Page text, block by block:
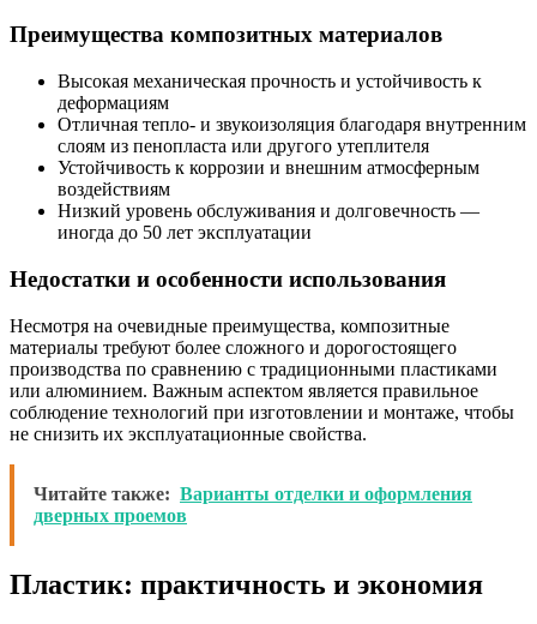
Преимущества композитных материалов
Высокая механическая прочность и устойчивость к
деформациям
Отличная тепло- и звукоизоляция благодаря внутренним
слоям из пенопласта или другого утеплителя
Устойчивость к коррозии и внешним атмосферным
воздействиям
Низкий уровень обслуживания и долговечность —
иногда до 50 лет эксплуатации
Недостатки и особенности использования
Несмотря на очевидные преимущества, композитные
материалы требуют более сложного и дорогостоящего
производства по сравнению с традиционными пластиками
или алюминием. Важным аспектом является правильное
соблюдение технологий при изготовлении и монтаже, чтобы
не снизить их эксплуатационные свойства.
Читайте также: Варианты отделки и оформления
дверных проемов
Пластик: практичность и экономия